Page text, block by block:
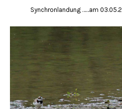
Synchronlandung ……am